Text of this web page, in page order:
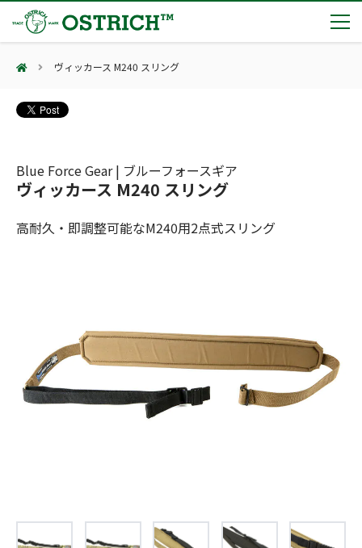
製品カテゴリー
輸血保冷庫
(Bear Avoidance)
防刃対策
(Cut Resistant)
止血・止血キット
(Massive Hemorrhage)
(Circulation)
低体温防止
(Hypothermia)
もっと見る
製品をキーワードで検索
夏季休業のお知らせ
第7回 地域×Tech東北 ご来場ありがとうございました！
もっと見る
会社案内
会社案内
採用情報（外部サイトに移動します）
お問合せ
見積り
ヴィッカース M240 スリング
Blue Force Gear | ブルーフォースギア
ヴィッカース M240 スリング
高耐久・即調整可能なM240用2点式スリング